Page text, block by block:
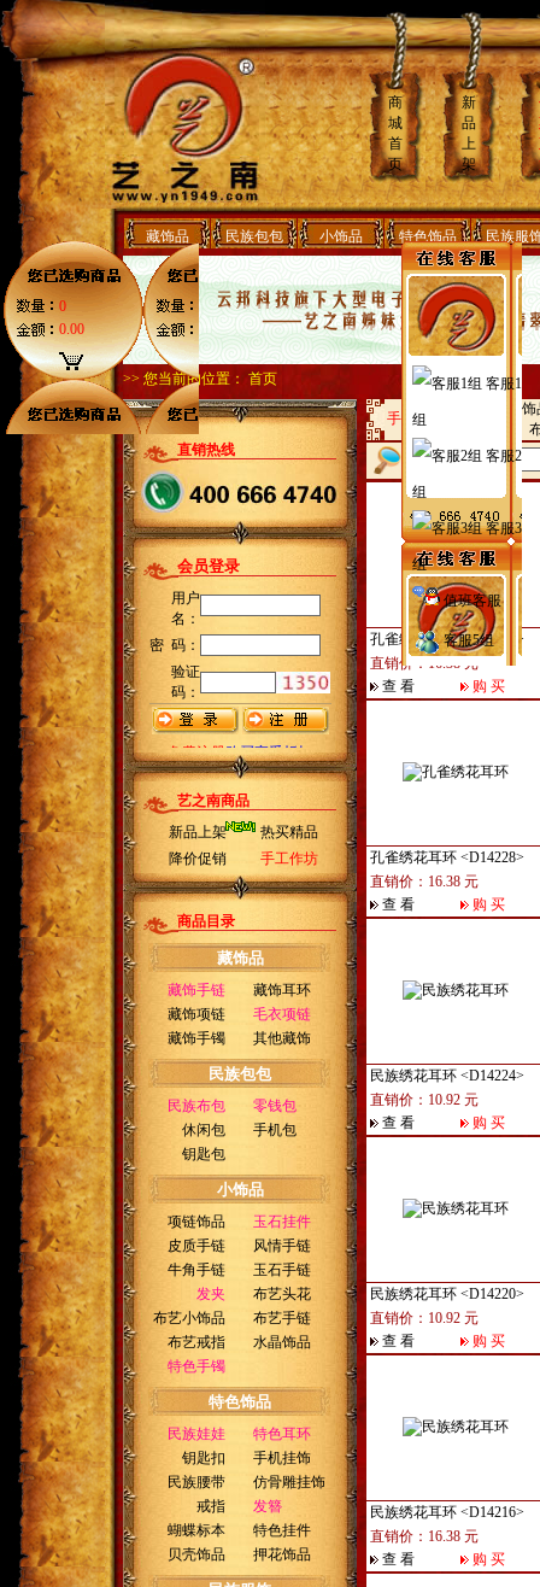
商
城
首
页
新
品
上
架
0
0.00
客服1
组
客服2
组
客服3
组
值班客服
客服5组
藏饰品 民族包包 小饰品 特色饰品 民族服
>> 您当前的位置：首页
直销热线
艺之南商品
新品上架
热买精品
降价促销
手工作坊
商品目录
藏饰品
藏饰手链
藏饰耳环
藏饰项链
毛衣项链
藏饰手镯
其他藏饰
民族包包
民族布包
零钱包
休闲包
手机包
钥匙包
小饰品
项链饰品
玉石挂件
皮质手链
风情手链
牛角手链
玉石手链
发夹
布艺头花
布艺小饰品
布艺手链
布艺戒指
水晶饰品
特色手镯
特色饰品
民族娃娃
特色耳环
钥匙扣
手机挂饰
民族腰带
仿骨雕挂饰
戒指
发簪
蝴蝶标本
特色挂件
贝壳饰品
押花饰品
手工作坊：
小
找商品
孔雀绣花耳环<D14232>
直销价：16.38 元
查 看
购 买
孔雀绣花耳环 <D14228>
直销价：16.38 元
查 看
购 买
民族绣花耳环 <D14224>
直销价：10.92 元
查 看
购 买
民族绣花耳环 <D14220>
直销价：10.92 元
查 看
购 买
民族绣花耳环 <D14216>
直销价：16.38 元
查 看
购 买